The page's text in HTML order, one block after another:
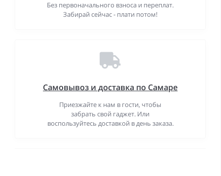
Без первоначального взноса и переплат.
Забирай сейчас - плати потом!
Самовывоз и доставка по Самаре
Приезжайте к нам в гости, чтобы
забрать свой гаджет. Или
воспользуйтесь доставкой в день заказа.